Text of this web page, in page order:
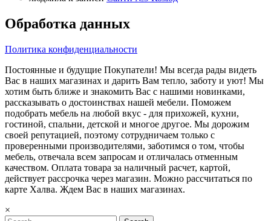
Обработка данных
Политика конфиденциальности
Постоянные и будущие Покупатели! Мы всегда рады видеть
Вас в наших магазинах и дарить Вам тепло, заботу и уют! Мы
хотим быть ближе и знакомить Вас с нашими новинками,
рассказывать о достоинствах нашей мебели. Поможем
подобрать мебель на любой вкус - для прихожей, кухни,
гостиной, спальни, детской и многое другое. Мы дорожим
своей репутацией, поэтому сотрудничаем только с
проверенными производителями, заботимся о том, чтобы
мебель, отвечала всем запросам и отличалась отменным
качеством. Оплата товара за наличный расчет, картой,
действует рассрочка через магазин. Можно рассчитаться по
карте Халва. Ждем Вас в наших магазинах.
×